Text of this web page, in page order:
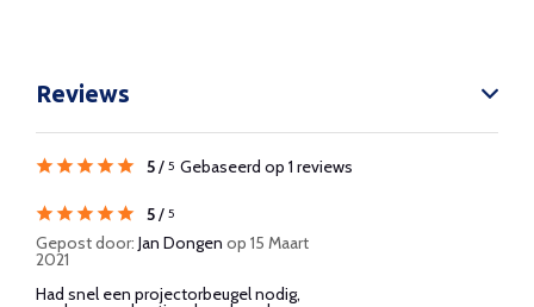
Reviews
5/ 5 Gebaseerd op 1 reviews
5/ 5
Gepost door: Jan Dongen op 15 Maart
2021
Had snel een projectorbeugel nodig,